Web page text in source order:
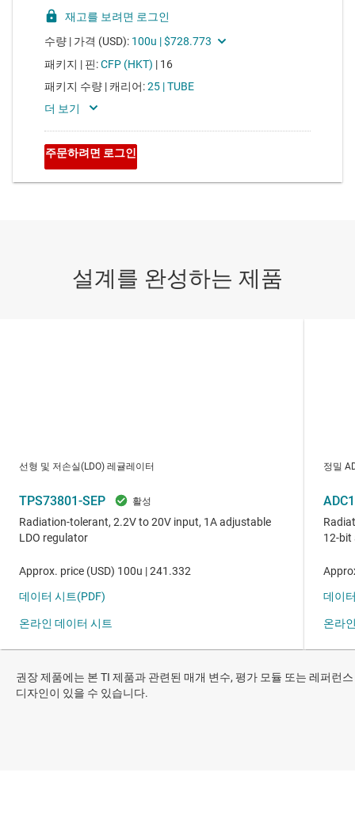
권장 제품에는 본 TI 제품과 관련된 매개 변수, 평가 모듈 또는 레퍼런스
디자인이 있을 수 있습니다.